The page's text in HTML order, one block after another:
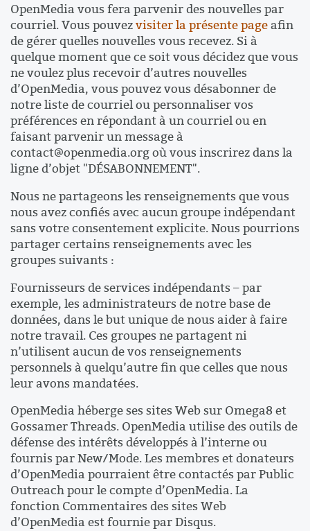
OpenMedia vous fera parvenir des nouvelles par
courriel. Vous pouvezvisiter la présente pageafin
de gérer quelles nouvelles vous recevez. Si à
quelque moment que ce soit vous décidez que vous
ne voulez plus recevoir d’autres nouvelles
d’OpenMedia, vous pouvez vous désabonner de
notre liste de courriel ou personnaliser vos
préférences en répondant à un courriel ou en
faisant parvenir un message à
contact@openmedia.orgoù vous inscrirez dans la
ligne d’objet "DÉSABONNEMENT".
Nous ne partageons les renseignements que vous
nous avez confiés avec aucun groupe indépendant
sans votre consentement explicite. Nous pourrions
partager certains renseignements avec les
groupes suivants :
Fournisseurs de services indépendants – par
exemple, les administrateurs de notre base de
données, dans le but unique de nous aider à faire
notre travail. Ces groupes ne partagent ni
n’utilisent aucun de vos renseignements
personnels à quelqu’autre fin que celles que nous
leur avons mandatées.
OpenMedia héberge ses sites Web sur Omega8 et
Gossamer Threads. OpenMedia utilise des outils de
défense des intérêts développés à l’interne ou
fournis par New/Mode. Les membres et donateurs
d’OpenMedia pourraient être contactés par Public
Outreach pour le compte d’OpenMedia. La
fonction Commentaires des sites Web
d’OpenMedia est fournie par Disqus.